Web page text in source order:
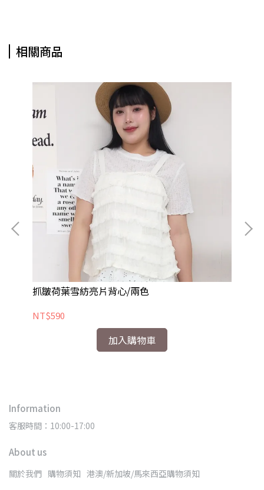
相關商品
抓皺荷葉雪紡亮片背心/兩色
NT$590
加入購物車
Information
客服時間：10:00-17:00
About us
關於我們 購物須知 港澳/新加坡/馬來西亞購物須知